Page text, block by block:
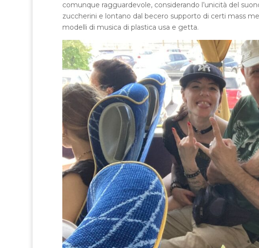
comunque ragguardevole, considerando l’unicità del
zuccherini e lontano dal becero supporto di certi mass
modelli di musica di plastica usa e getta.